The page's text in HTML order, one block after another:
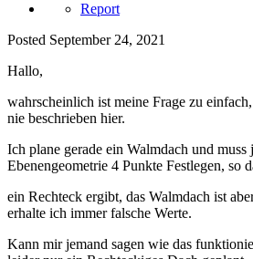
Report
Posted September 24, 2021
Hallo,
wahrscheinlich ist meine Frage zu
nie beschrieben hier.
Ich plane gerade ein Walmdach und muss
Ebenengeometrie 4 Punkte Festlegen, so
ein Rechteck ergibt, das Walmdach ist
erhalte ich immer falsche Werte.
Kann mir jemand sagen wie das